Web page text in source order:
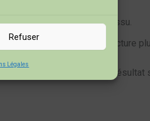
Refuser
Légales
tenue sans alourdir le tissu.
nécessitant une structure
essentiel pour obtenir le résultat